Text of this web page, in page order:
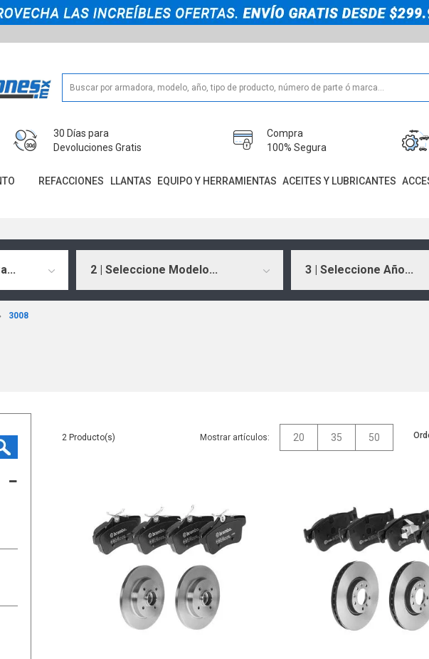
30 Días para
Devoluciones Gratis
Compra
100% Segura
REFACCIONES LLANTAS EQUIPO Y HERRAMIENTAS ACEITES Y LUBRICANTES
2 | Seleccione Modelo... 3 | Seleccione Año...
3008
2 Mostrar artículos: 20 35 50